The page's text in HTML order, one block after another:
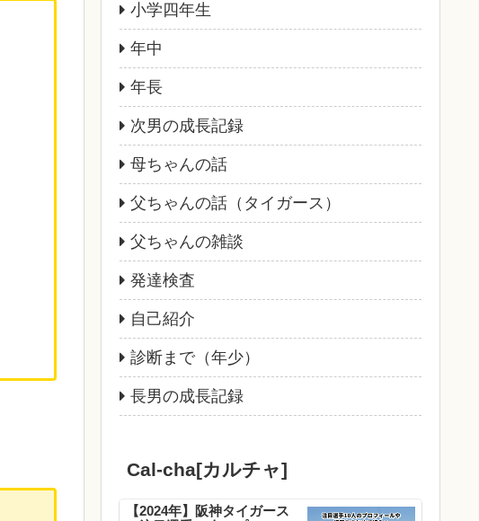
小学四年生
年中
年長
次男の成長記録
母ちゃんの話
父ちゃんの話（タイガース）
父ちゃんの雑談
発達検査
自己紹介
診断まで（年少）
長男の成長記録
Cal-cha[カルチャ]
【2024年】阪神タイガース